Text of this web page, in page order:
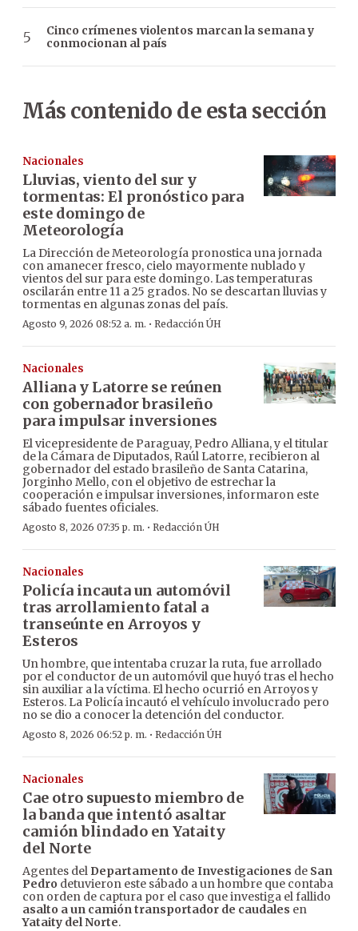
Cinco crímenes violentos marcan la semana y
conmocionan al país
Más contenido de esta sección
Nacionales
Lluvias, viento del sur y
tormentas: El pronóstico para
este domingo de
Meteorología
La Dirección de Meteorología pronostica una jornada
con amanecer fresco, cielo mayormente nublado y
vientos del sur para este domingo. Las temperaturas
oscilarán entre 11 a 25 grados. No se descartan lluvias y
tormentas en algunas zonas del país.
Agosto 9, 2026 08:52 a. m. · Redacción ÚH
Nacionales
Alliana y Latorre se reúnen
con gobernador brasileño
para impulsar inversiones
El vicepresidente de Paraguay, Pedro Alliana, y el titular
de la Cámara de Diputados, Raúl Latorre, recibieron al
gobernador del estado brasileño de Santa Catarina,
Jorginho Mello, con el objetivo de estrechar la
cooperación e impulsar inversiones, informaron este
sábado fuentes oficiales.
Agosto 8, 2026 07:35 p. m. · Redacción ÚH
Nacionales
Policía incauta un automóvil
tras arrollamiento fatal a
transeúnte en Arroyos y
Esteros
Un hombre, que intentaba cruzar la ruta, fue arrollado
por el conductor de un automóvil que huyó tras el hecho
sin auxiliar a la víctima. El hecho ocurrió en Arroyos y
Esteros. La Policía incautó el vehículo involucrado pero
no se dio a conocer la detención del conductor.
Agosto 8, 2026 06:52 p. m. · Redacción ÚH
Nacionales
Cae otro supuesto miembro de
la banda que intentó asaltar
camión blindado en Yataity
del Norte
Agentes del Departamento de Investigaciones de San
Pedro detuvieron este sábado a un hombre que contaba
con orden de captura por el caso que investiga el fallido
asalto a un camión transportador de caudales en
Yataity del Norte.